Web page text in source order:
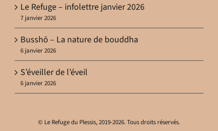
Le Refuge – infolettre janvier 2026
7 janvier 2026
Busshō – La nature de bouddha
6 janvier 2026
S’éveiller de l’éveil
6 janvier 2026
© Le Refuge du Plessis, 2019-2026. Tous droits réservés.